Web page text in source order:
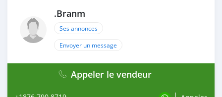
.Branm
Ses annonces
Envoyer un message
Appeler le vendeur